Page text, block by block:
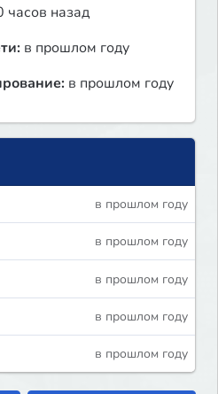
часов назад
в прошлом году
в прошлом году
в прошлом году
в прошлом году
в прошлом году
в прошлом году
в прошлом году